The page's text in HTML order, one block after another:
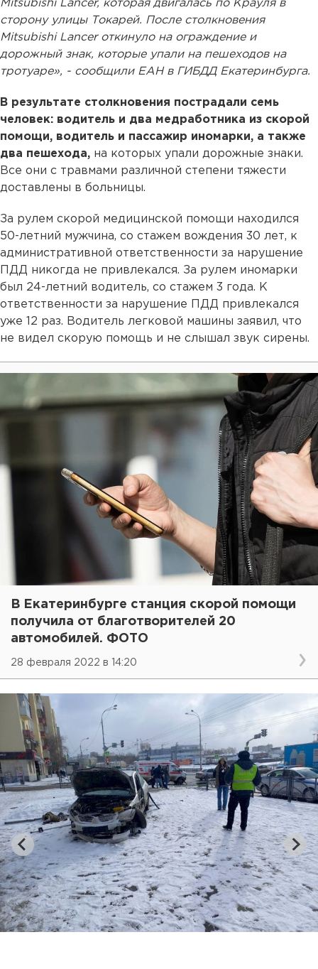
Mitsubishi Lancer, которая двигалась по Крауля в
сторону улицы Токарей. После столкновения
Mitsubishi Lancer откинуло на ограждение и
дорожный знак, которые упали на пешеходов на
тротуаре», - сообщили ЕАН в ГИБДД Екатеринбурга.
В результате столкновения пострадали семь
человек: водитель и два медработника из скорой
помощи, водитель и пассажир иномарки, а также
два пешехода, на которых упали дорожные знаки.
Все они с травмами различной степени тяжести
доставлены в больницы.
За рулем скорой медицинской помощи находился
50-летний мужчина, со стажем вождения 30 лет, к
административной ответственности за нарушение
ПДД никогда не привлекался. За рулем иномарки
был 24-летний водитель, со стажем 3 года. К
ответственности за нарушение ПДД привлекался
уже 12 раз. Водитель легковой машины заявил, что
не видел скорую помощь и не слышал звук сирены.
В Екатеринбурге станция скорой помощи
получила от благотворителей 20
автомобилей. ФОТО
28 февраля 2022 в 14:20